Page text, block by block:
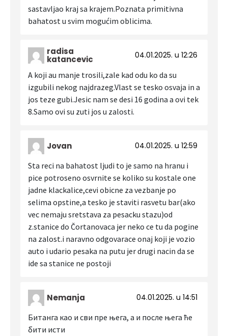
sastavljao kraj sa krajem.Poznata primitivna
bahatost u svim mogućim oblicima.
radisa
katancevic
04.01.2025. u 12:26
A koji au manje trosili,zale kad odu ko da su
izgubili nekog najdrazeg.Vlast se tesko osvaja in a
jos teze gubi.Jesic nam se desi 16 godina a ovi tek
8.Samo ovi su zuti jos u zalosti.
Jovan
04.01.2025. u 12:59
Sta reci na bahatost ljudi to je samo na hranu i
pice potroseno osvrnite se koliko su kostale one
jadne klackalice,cevi obicne za vezbanje po
selima opstine,a tesko je staviti rasvetu bar(ako
vec nemaju sretstava za pesacku stazu)od
z.stanice do Čortanovaca jer neko ce tu da pogine
na zalost.i naravno odgovarace onaj koji je vozio
auto i udario pesaka na putu jer drugi nacin da se
ide sa stanice ne postoji
Nemanja
04.01.2025. u 14:51
Битанга као и сви пре њега, а и после њега ће
бити исти